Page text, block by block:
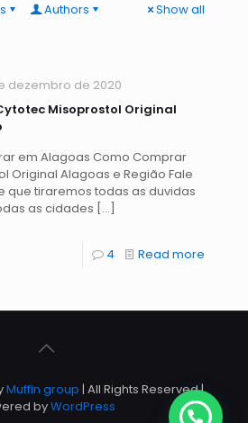
Authors Show all
dezembro de 2020
Misoprostol Original
em Alagoas Como Comprar
Original Alagoas e Região Fale
que tiraremos todas as duvidas
as cidades […]
4 Read more
Muffin group | All Rights Reserved |
byWordPress